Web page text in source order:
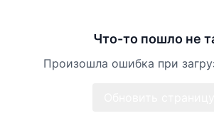
Что-то пошло не
Произошла ошибка при